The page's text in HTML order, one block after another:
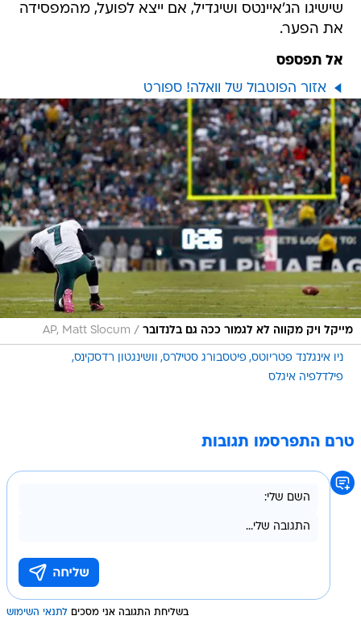
שישיגו הג'איינטס ושיגדיל, אם ייצא לפועל, מהמפסידה
את הפער.
אל תפספס
אזור הפוטבול של וואלה! ספורט
מייקל ויק מקווה לא לגמור ככה גם בלנדובר /
AP, Matt Slocum
ניו אינגלנד פטריוטס פיטסבורג סטילרס
וושינגטון רדסקינס
פילדלפיה איגלס
טרם התפרסמו תגובות
בשליחת התגובה אני מסכים לתנאי השימוש